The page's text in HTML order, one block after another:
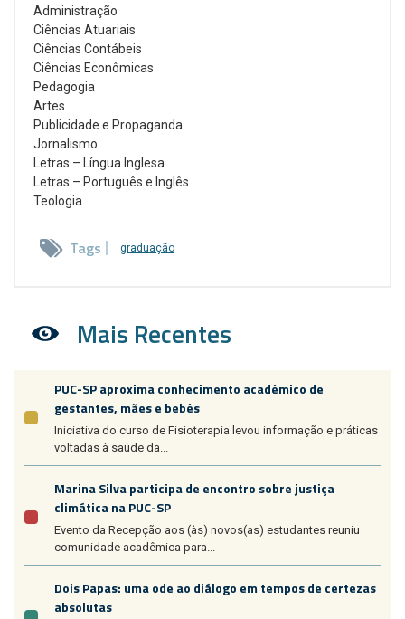
Administração
Ciências Atuariais
Ciências Contábeis
Ciências Econômicas
Pedagogia
Artes
Publicidade e Propaganda
Jornalismo
Letras – Língua Inglesa
Letras – Português e Inglês
Teologia
Tags graduação
Mais Recentes
PUC-SP aproxima conhecimento acadêmico de
gestantes, mães e bebês
Iniciativa do curso de Fisioterapia levou informação e práticas
voltadas à saúde da...
Marina Silva participa de encontro sobre justiça
climática na PUC-SP
Evento da Recepção aos (às) novos(as) estudantes reuniu
comunidade acadêmica para...
Dois Papas: uma ode ao diálogo em tempos de certezas
absolutas